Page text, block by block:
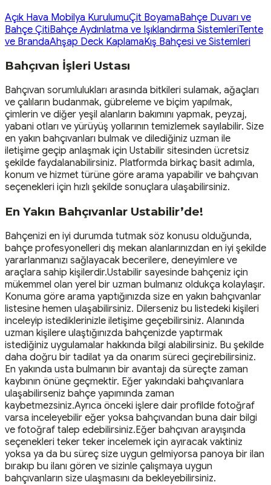
Açık Hava Mobilya KurulumuÇit BoyamaBahçe Duvarı ve
Bahçe ÇitiBahçe Aydınlatma ve Işıklandırma SistemleriTente
ve BrandaAhşap Deck KaplamaKış Bahçesi ve Sistemleri
Bahçıvan İşleri Ustası
Bahçıvan sorumlulukları arasında bitkileri sulamak, ağaçları
ve çalıların budanmak, gübreleme ve biçim yapılmak,
çimlerin ve diğer yeşil alanların bakımını yapmak, peyzaj,
yabani otları ve yürüyüş yollarının temizlemek sayılabilir. Size
en yakın bahçıvanları bulmak ve dilediğiniz uzman ile
iletişime geçip anlaşmak için Ustabilir sitesinden ücretsiz
şekilde faydalanabilirsiniz. Platformda birkaç basit adımla,
konum ve hizmet türüne göre arama yapabilir ve bahçıvan
seçenekleri için hızlı şekilde sonuçlara ulaşabilirsiniz.
En Yakın Bahçıvanlar Ustabilir’de!
Bahçenizi en iyi durumda tutmak söz konusu olduğunda,
bahçe profesyonelleri dış mekan alanlarınızdan en iyi şekilde
yararlanmanızı sağlayacak becerilere, deneyimlere ve
araçlara sahip kişilerdir.Ustabilir sayesinde bahçeniz için
mükemmel olan yerel bir uzman bulmanız oldukça kolaylaşır.
Konuma göre arama yaptığınızda size en yakın bahçıvanlar
listesine hemen ulaşabilirsiniz. Dilerseniz bu listedeki kişileri
inceleyip istediklerinizle iletişime geçebilirsiniz. Alanında
uzman kişilere ulaştığınızda bahçenizde yaptırmak
istediğiniz uygulamalar hakkında bilgi alabilirsiniz. Bu şekilde
daha doğru bir tadilat ya da onarım süreci geçirebilirsiniz.
En yakında usta bulmanın bir avantajı da süreçte zaman
kaybının önüne geçmektir. Eğer yakındaki bahçıvanlara
ulaşabilirseniz bahçe yapımında zaman
kaybetmezsiniz.Ayrıca önceki işlere dair profilde fotoğraf
varsa inceleyebilir eğer yoksa bahçıvandan buna dair bilgi
ve fotoğraf talep edebilirsiniz.Eğer bahçıvan arayışında
seçenekleri teker teker incelemek için ayıracak vaktiniz
yoksa ya da bu süreç size uygun gelmiyorsa panoya bir ilan
bırakıp bu ilanı gören ve sizinle çalışmaya uygun
bahçıvanların size ulaşmasını da bekleyebilirsiniz.